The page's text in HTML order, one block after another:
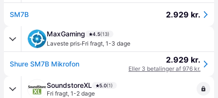
SM7B 2.929 kr.
MaxGaming 4.5(13)
Laveste pris·Fri fragt, 1-3 dage
Shure SM7B Mikrofon 2.929 kr.
Eller 3 betalinger af 976 kr.
SoundstoreXL 5.0(1)
Fri fragt, 1-2 dage